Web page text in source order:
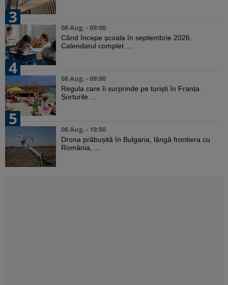
3
08 Aug. - 09:00
Când începe școala în septembrie 2026.
Calendarul complet ...
4
08 Aug. - 09:00
Regula care îi surprinde pe turiști în Franța.
Șorturile ...
5
08 Aug. - 19:50
Drona prăbușită în Bulgaria, lângă frontiera cu
România, ...